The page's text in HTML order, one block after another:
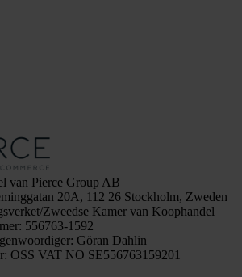
van Pierce Group AB
20A, 112 26 Stockholm, Zweden
Zweedse Kamer van Koophandel
556763-1592
Göran Dahlin
OSS VAT NO SE556763159201